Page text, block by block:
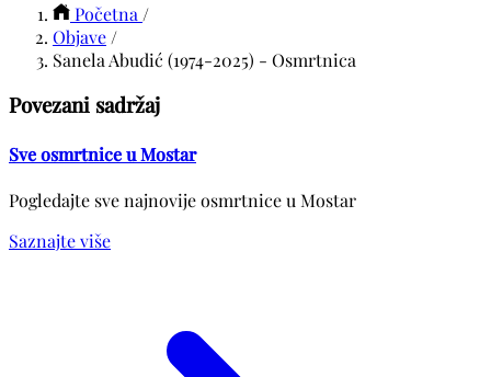
Početna /
Objave /
Sanela Abudić (1974-2025) - Osmrtnica
Povezani sadržaj
Sve osmrtnice u Mostar
Pogledajte sve najnovije osmrtnice u Mostar
Saznajte više